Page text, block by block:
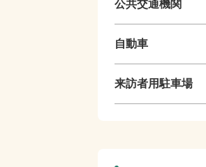
公共交通機関
自動車
来訪者用駐車場